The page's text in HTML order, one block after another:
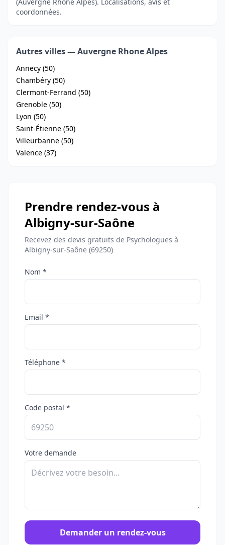
coordonnées.
Autres villes — Auvergne Rhone Alpes
Annecy (50)
Chambéry (50)
Clermont-Ferrand (50)
Grenoble (50)
Lyon (50)
Saint-Étienne (50)
Villeurbanne (50)
Valence (37)
Prendre rendez-vous à
Albigny-sur-Saône
Recevez des devis gratuits de Psychologues à
Albigny-sur-Saône (69250)
Nom *
Email *
Téléphone *
Code postal *
Votre demande
Demander un rendez-vous